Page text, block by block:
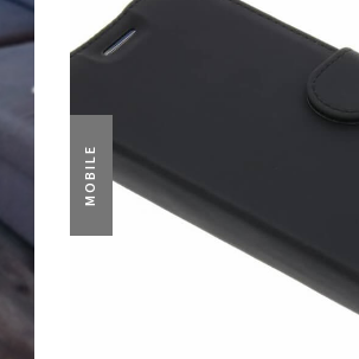
MOBILE